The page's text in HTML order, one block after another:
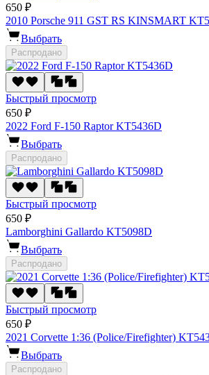
650 ₽
2010 Porsche 911 GST RS KINSMART
Выбрать
Распродано
Быстрый просмотр
650 ₽
2022 Ford F-150 Raptor KT5436D
Выбрать
Распродано
Быстрый просмотр
650 ₽
Lamborghini Gallardo KT5098D
Выбрать
Распродано
Быстрый просмотр
650 ₽
2021 Corvette 1:36 (Police/Firefighter)
Выбрать
Распродано